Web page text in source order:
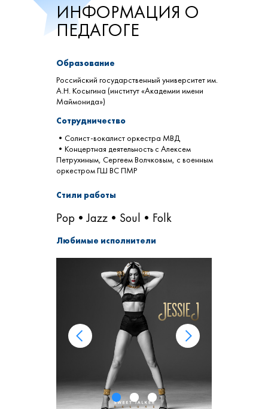
Российский государственный университет им.
А.Н. Косыгина (институт «Академии имени
Маймонида»)
Pop•Jazz•Soul•Folk
•Солист-вокалист оркестра МВД
•Концертная деятельность с Алексем
Петрухиным, Сергеем Волчковым, с военным
оркестром ГШ ВС ПМР
Образование
Сотрудничество
Стили работы
ИНФОРМАЦИЯ О
ПЕДАГОГЕ
Любимые исполнители